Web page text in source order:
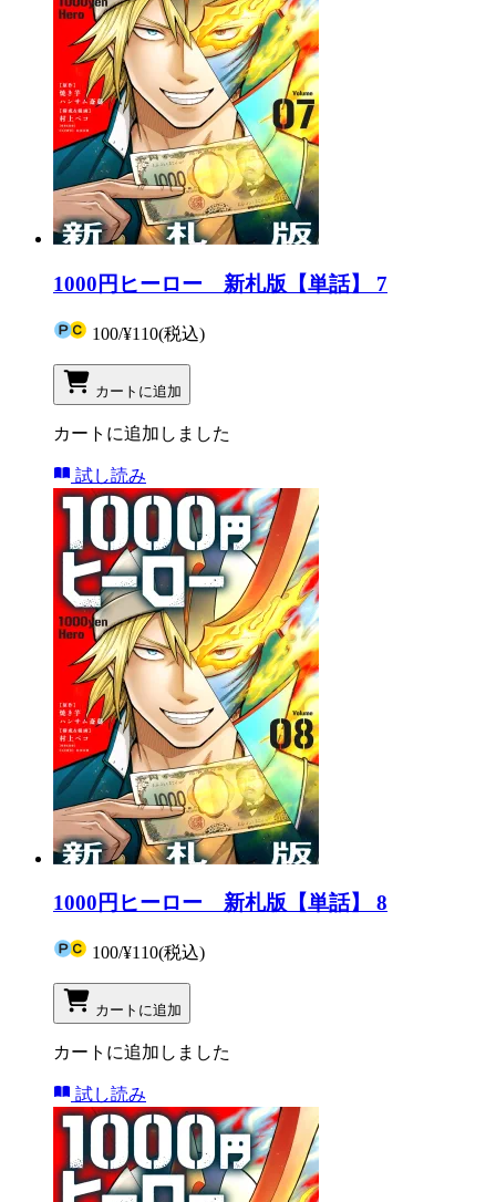
1000円ヒーロー 新札版【単話】 7
100/¥110(税込)
カートに追加
カートに追加しました
試し読み
1000円ヒーロー 新札版【単話】 8
100/¥110(税込)
カートに追加
カートに追加しました
試し読み